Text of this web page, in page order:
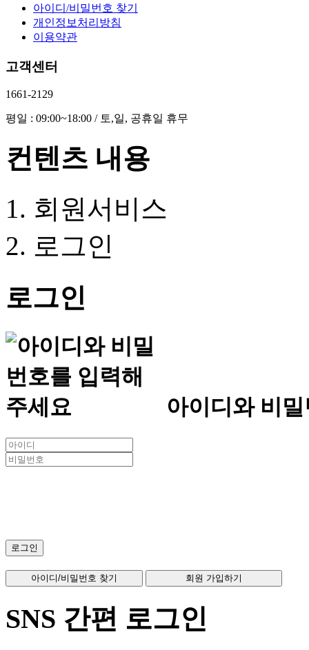
아이디/비밀번호 찾기
개인정보처리방침
이용약관
고객센터
1661-2129
평일 : 09:00~18:00 / 토,일, 공휴일 휴무
컨텐츠 내용
회원서비스
로그인
로그인
아이디와 비
SNS 간편 로그인